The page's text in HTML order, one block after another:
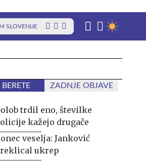
SLOVENIJE
BERETE ZADNJE OBJAVE
trdil eno, številke
kažejo drugače
veselja: Janković
ukrep